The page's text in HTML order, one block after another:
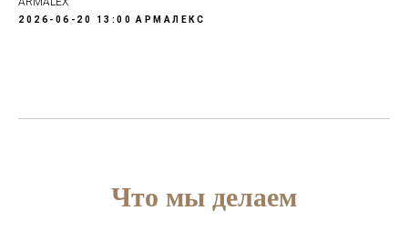
2026-06-20 13:00 АРМАЛЕКС
Что мы делаем